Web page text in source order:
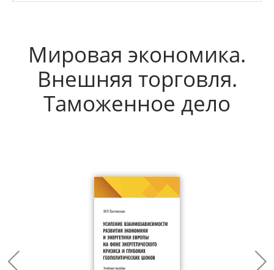
Мировая экономика.
Внешняя торговля.
Таможенное дело